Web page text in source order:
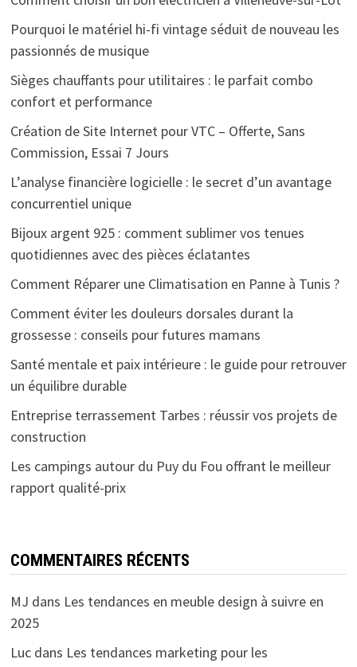
Pourquoi le matériel hi-fi vintage séduit de nouveau les
passionnés de musique
Sièges chauffants pour utilitaires : le parfait combo
confort et performance
Création de Site Internet pour VTC – Offerte, Sans
Commission, Essai 7 Jours
L’analyse financière logicielle : le secret d’un avantage
concurrentiel unique
Bijoux argent 925 : comment sublimer vos tenues
quotidiennes avec des pièces éclatantes
Comment Réparer une Climatisation en Panne à Tunis ?
Comment éviter les douleurs dorsales durant la
grossesse : conseils pour futures mamans
Santé mentale et paix intérieure : le guide pour retrouver
un équilibre durable
Entreprise terrassement Tarbes : réussir vos projets de
construction
Les campings autour du Puy du Fou offrant le meilleur
rapport qualité-prix
COMMENTAIRES RÉCENTS
MJ dans Les tendances en meuble design à suivre en
2025
Lucdans Les tendances marketing pour les